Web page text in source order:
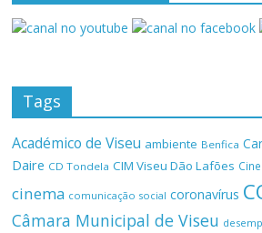
Tags
Académico de Viseu ambiente Benfica
Daire CD Tondela CIM Viseu Dão Lafões
cinema comunicação social coronavírus
Câmara Municipal de Viseu